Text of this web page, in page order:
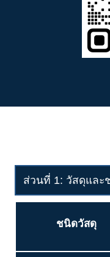
ส่วนที่ 1: วัสดุและ
ชนิดวัสดุ